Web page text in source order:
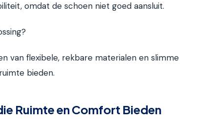
omdat de schoen niet goed aansluit.
van flexibele, rekbare materialen en slimme
bieden.
Ruimte en Comfort Bieden